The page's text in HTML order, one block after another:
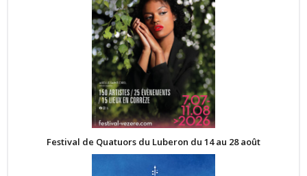
Festival de Quatuors du Luberon du 14 au 28 août